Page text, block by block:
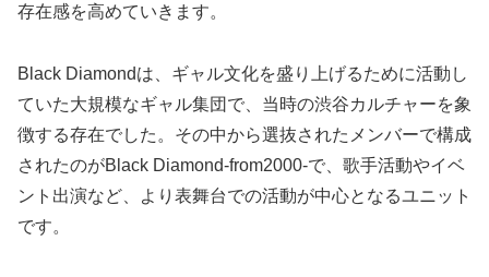
存在感を高めていきます。
Black Diamondは、ギャル文化を盛り上げるために活動し
ていた大規模なギャル集団で、当時の渋谷カルチャーを象
徴する存在でした。その中から選抜されたメンバーで構成
されたのがBlack Diamond-from2000-で、歌手活動やイベ
ント出演など、より表舞台での活動が中心となるユニット
です。